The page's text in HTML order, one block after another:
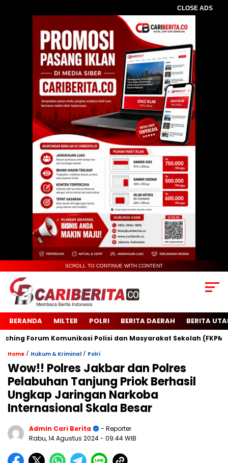
CLOSE ADS
SCROLL TO CONTINUE WITH CONTENT
BERANDA MILTER POLRI BERITA DAERAH BERITA
Forum Komunikasi Polisi dan Masyarakat Sekolah (FKPMS)
Home / Hukum & Kriminal / Polri
Wow!! Polres Jakbar dan Polres
Pelabuhan Tanjung Priok Berhasil
Ungkap Jaringan Narkoba
Internasional Skala Besar
Admin Cari Berita
- Reporter
Rabu, 14 Agustus 2024- 09:44 WIB